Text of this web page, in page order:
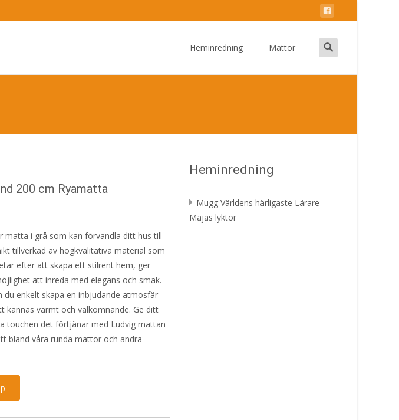
Heminredning Mattor
Search
for:
200 cm Ryamatta
matta i grå som kan förvandla ditt hus till
tillverkad av högkvalitativa material som
efter att skapa ett stilrent hem, ger
att inreda med elegans och smak.
du enkelt skapa en inbjudande atmosfär
kännas varmt och välkomnande. Ge ditt
touchen det förtjänar med Ludvig mattan
bland våra runda mattor och andra
Heminredning
Mugg Världens härligaste Lärare –
Majas lyktor